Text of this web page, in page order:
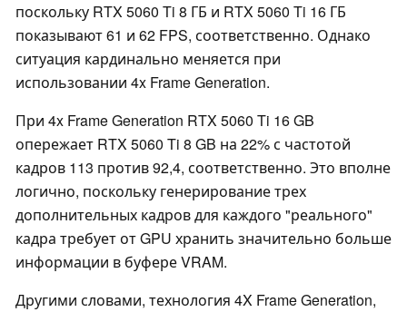
поскольку RTX 5060 Ti 8 ГБ и RTX 5060 Ti 16 ГБ
показывают 61 и 62 FPS, соответственно. Однако
ситуация кардинально меняется при
использовании 4x Frame Generation.
При 4x Frame Generation RTX 5060 Ti 16 GB
опережает RTX 5060 Ti 8 GB на 22% с частотой
кадров 113 против 92,4, соответственно. Это вполне
логично, поскольку генерирование трех
дополнительных кадров для каждого "реального"
кадра требует от GPU хранить значительно больше
информации в буфере VRAM.
Другими словами, технология 4X Frame Generation,